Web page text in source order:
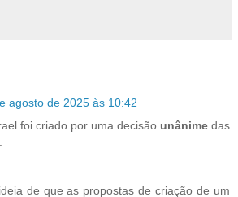
agosto de 2025 às 10:42
foi criado por uma decisão unânime das
de que as propostas de criação de um